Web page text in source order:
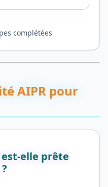
complétées
AIPR pour
elle prête